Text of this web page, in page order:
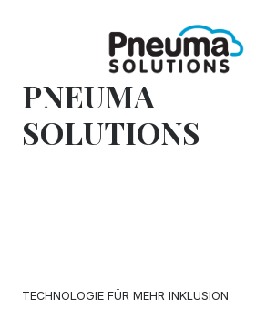
PNEUMA
SOLUTIONS
TECHNOLOGIE FÜR MEHR INKLUSION